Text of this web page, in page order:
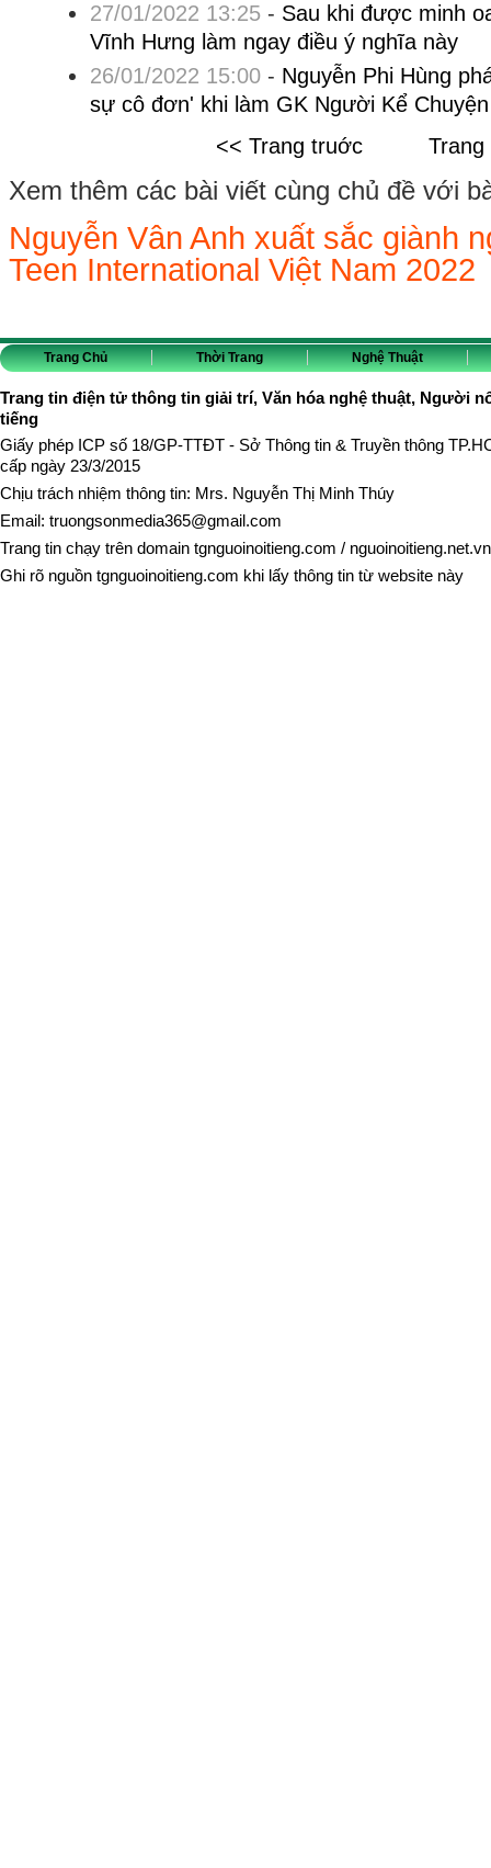
27/01/2022 13:25 - Sau khi được minh
Vĩnh Hưng làm ngay điều ý nghĩa này
26/01/2022 15:00 - Nguyễn Phi Hùng
sự cô đơn' khi làm GK Người Kể
<< Trang truớc
Xem thêm các bài viết cùng chủ đề với
Nguyễn Vân Anh xuất sắc giành
Teen International Việt Nam 2022
Trang Chủ Thời Trang Nghệ Thuật
Trang tin điện tử thông tin giải trí, Văn hóa nghệ thuật, Người
tiếng
Giấy phép ICP số 18/GP-TTĐT - Sở Thông tin & Truyền thông
cấp ngày 23/3/2015
Chịu trách nhiệm thông tin: Mrs. Nguyễn Thị Minh Thúy
Email: truongsonmedia365@gmail.com
Trang tin chạy trên domain tgnguoinoitieng.com / nguoinoitieng.net.vn
Ghi rõ nguồn tgnguoinoitieng.com khi lấy thông tin từ website này